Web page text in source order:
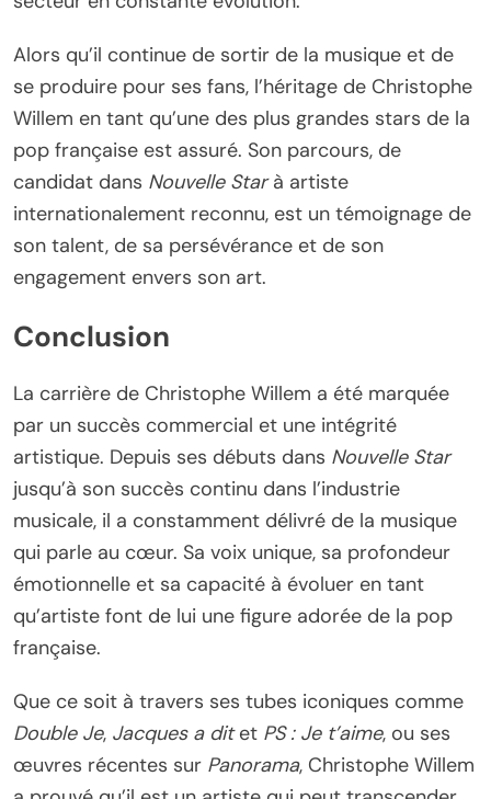
Alors qu’il continue de sortir de la musique et de
se produire pour ses fans, l’héritage de Christophe
Willem en tant qu’une des plus grandes stars de la
pop française est assuré. Son parcours, de
candidat dans Nouvelle Starà artiste
internationalement reconnu, est un témoignage de
son talent, de sa persévérance et de son
engagement envers son art.
Conclusion
La carrière de Christophe Willem a été marquée
par un succès commercial et une intégrité
artistique. Depuis ses débuts dans Nouvelle Star
jusqu’à son succès continu dans l’industrie
musicale, il a constamment délivré de la musique
qui parle au cœur. Sa voix unique, sa profondeur
émotionnelle et sa capacité à évoluer en tant
qu’artiste font de lui une figure adorée de la pop
française.
Que ce soit à travers ses tubes iconiques comme
Double Je, Jacques a ditet PS : Je t’aime, ou ses
œuvres récentes sur Panorama, Christophe Willem